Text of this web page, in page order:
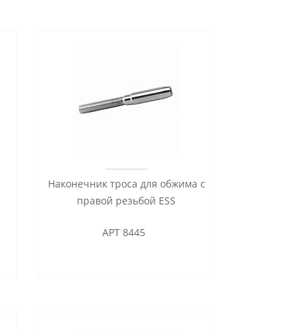
Наконечник троса для обжима с
правой резьбой ESS
АРТ 8445